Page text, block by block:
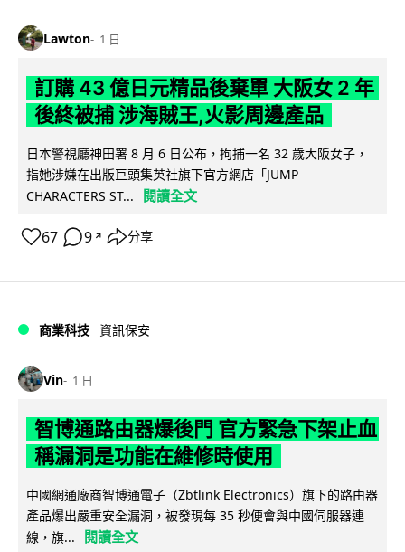
Lawton 1 日
訂購 43 億日元精品後棄單 大阪女 2 年
後終被捕 涉海賊王,火影周邊產品
日本警視廳神田署 8 月 6 日公布，拘捕一名 32 歲大阪女子，
指她涉嫌在出版巨頭集英社旗下官方網店「JUMP
CHARACTERS ST...
閱讀全文
67 9 ↗ 分享
商業科技 資訊保安
Vin 1 日
智博通路由器爆後門 官方緊急下架止血
稱漏洞是功能在維修時使用
中國網通廠商智博通電子（Zbtlink Electronics）旗下的路由器
產品爆出嚴重安全漏洞，被發現每 35 秒便會與中國伺服器連
線，旗...
閱讀全文